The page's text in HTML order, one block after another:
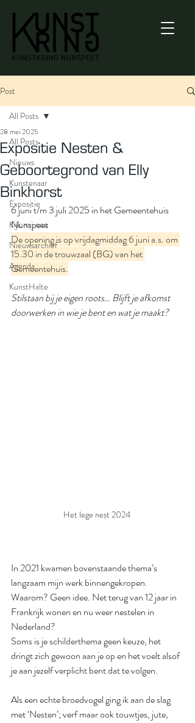
Post
All Posts
Nieuws
Kunstenaar
Expositie
Kijk mij nou
Nieuwsarchief
Agenda
KunstHalte
All Posts
Expositie Nesten &
Geboortegrond van Elly
Binkhorst
28 mei 2025
6 juni t/m 3 juli 2025 in het Gemeentehuis
Nunspeet
De opening is op vrijdagmiddag 6 juni a.s. om
15.30 in de trouwzaal (BG) van het
Gemeentehuis.
Stilstaan bij je eigen roots… Blijft je afkomst
doorwerken in wie je bent en wat je maakt?
Het lege nest 2024
In 2021 kwamen bovenstaande thema’s
langzaam mijn werk binnengekropen.
Waarom? Geen idee. Net terug van 12 jaar in
Frankrijk wonen en nu weer nestelen in
Nederland?
Soms is je schilderthema geen keuze, het
dringt zich gewoon aan je op en het voelt alsof
je aan jezelf verplicht bent dat te volgen.
Als een echte broedvogel ging ik aan de slag
met ‘Nesten’; verf maar ook touwtjes, jute,